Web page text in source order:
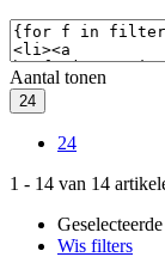
Aantal tonen
24
24
1 - 14 van 14
Wis filters